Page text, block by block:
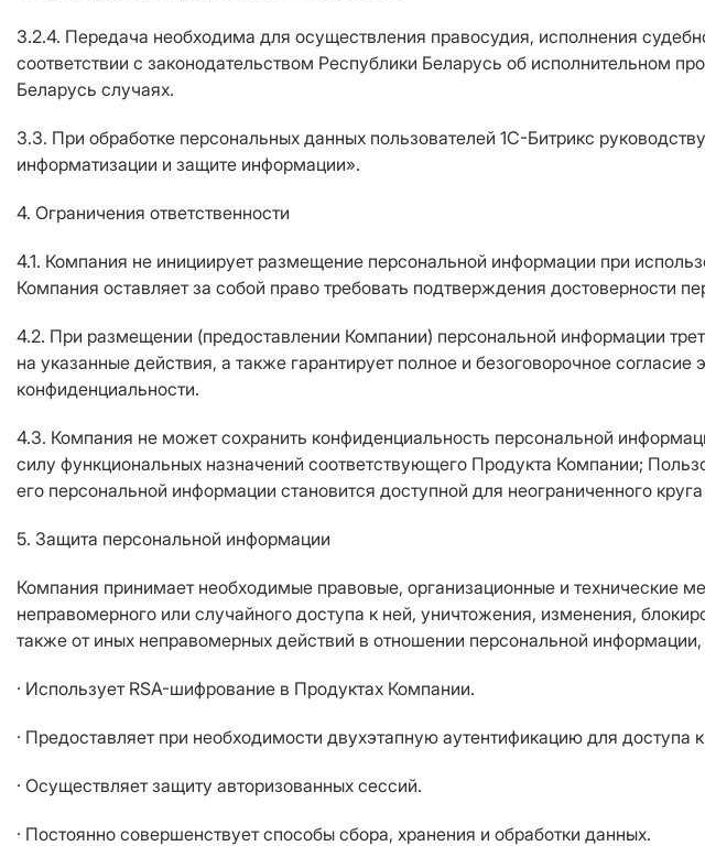
3.2.4. Передача необходима для осуществления правосудия, исполнения
соответствии с законодательством Республики Беларусь об исполнительном
Беларусь случаях.
3.3. При обработке персональных данных пользователей 1С-Битрикс
информатизации и защите информации».
4. Ограничения ответственности
4.1. Компания не инициирует размещение персональной информации при
Компания оставляет за собой право требовать подтверждения достоверности
4.2. При размещении (предоставлении Компании) персональной информации
на указанные действия, а также гарантирует полное и безоговорочное
конфиденциальности.
4.3. Компания не может сохранить конфиденциальность персональной
силу функциональных назначений соответствующего Продукта Компании;
его персональной информации становится доступной для неограниченного
5. Защита персональной информации
Компания принимает необходимые правовые, организационные и технические
неправомерного или случайного доступа к ней, уничтожения, изменения,
также от иных неправомерных действий в отношении персональной
· Использует RSA-шифрование в Продуктах Компании.
· Предоставляет при необходимости двухэтапную аутентификацию для доступа
· Осуществляет защиту авторизованных сессий.
· Постоянно совершенствует способы сбора, хранения и обработки данных.